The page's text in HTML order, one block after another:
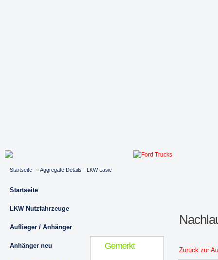
Startseite »Aggregate Details - LKW Lasic
Startseite
LKW Nutzfahrzeuge
Auflieger / Anhänger
Anhänger neu Gemerkt Zurück zur